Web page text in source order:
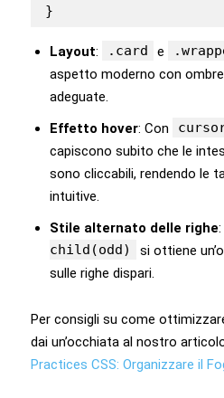
Layout: .card e
aspetto moderno con
adeguate.
Effetto hover: Con
capiscono subito che le
sono cliccabili, rendendo le
intuitive.
Stile alternato delle righe
child(odd)
si ottiene
sulle righe dispari.
Per consigli su come
dai un’occhiata al nostro
Practices CSS: Organizzare il